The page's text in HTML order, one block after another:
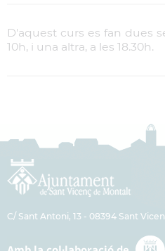
D'aquest curs es fan dues
10h, i una altra, a les 18.30h.
C/ Sant Antoni, 13 - 08394 Sant